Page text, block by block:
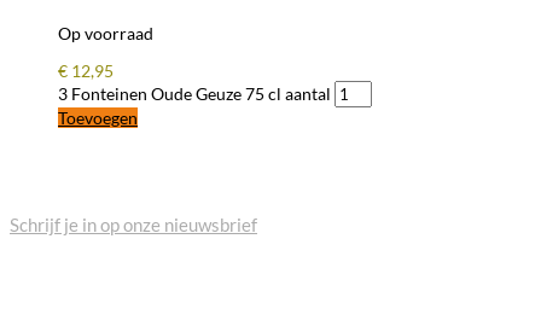
Op voorraad
€ 12,95
3 Fonteinen Oude Geuze 75 cl aantal
Toevoegen
Schrijf je in op onze nieuwsbrief